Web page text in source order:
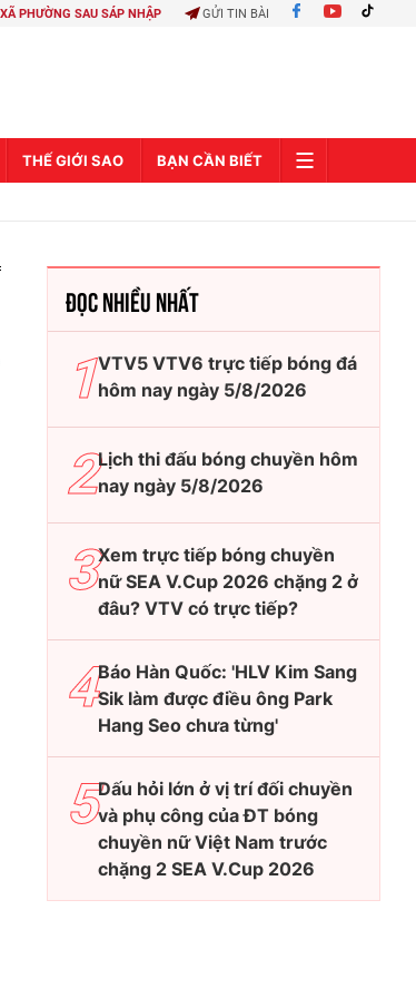
PHƯỜNG SAU SÁP NHẬP GỬI TIN BÀI
THẾ GIỚI SAO BẠN CẦN BIẾT
ĐỌC NHIỀU NHẤT
VTV5 VTV6 trực tiếp bóng đá
hôm nay ngày 5/8/2026
Lịch thi đấu bóng chuyền hôm
nay ngày 5/8/2026
Xem trực tiếp bóng chuyền
nữ SEA V.Cup 2026 chặng 2 ở
đâu? VTV có trực tiếp?
Báo Hàn Quốc: 'HLV Kim Sang
Sik làm được điều ông Park
Hang Seo chưa từng'
Dấu hỏi lớn ở vị trí đối chuyền
và phụ công của ĐT bóng
chuyền nữ Việt Nam trước
chặng 2 SEA V.Cup 2026